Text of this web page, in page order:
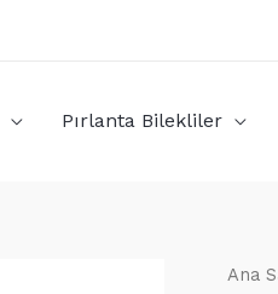
Pırlanta Bilekliler
Ana